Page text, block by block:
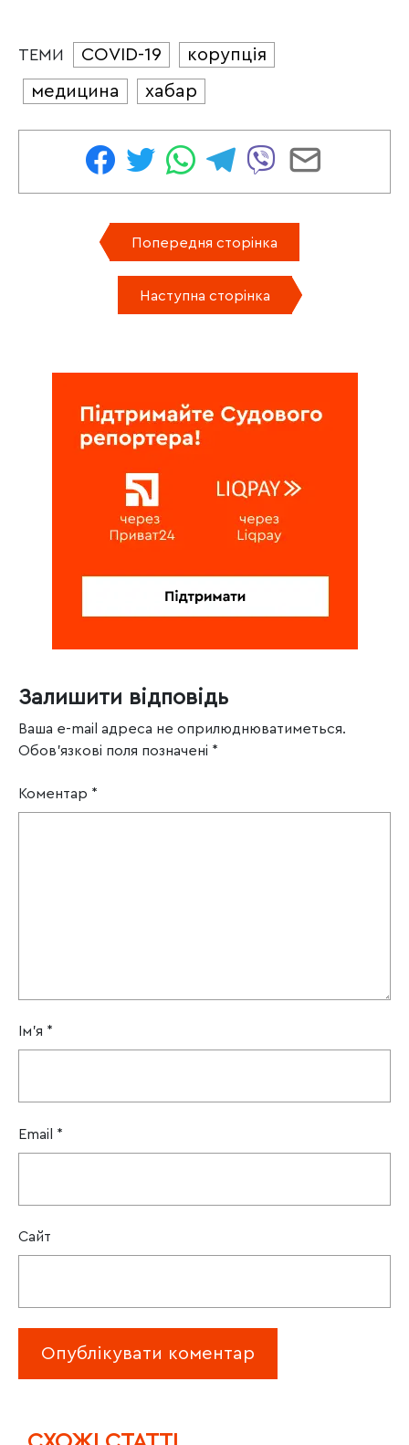
ТЕМИ COVID-19
корупція
медицина
хабар
Попередня сторінка
Наступна сторінка
Залишити відповідь
Ваша e-mail адреса не оприлюднюватиметься.
Обов’язкові поля позначені *
Коментар *
Ім'я *
Email *
Сайт